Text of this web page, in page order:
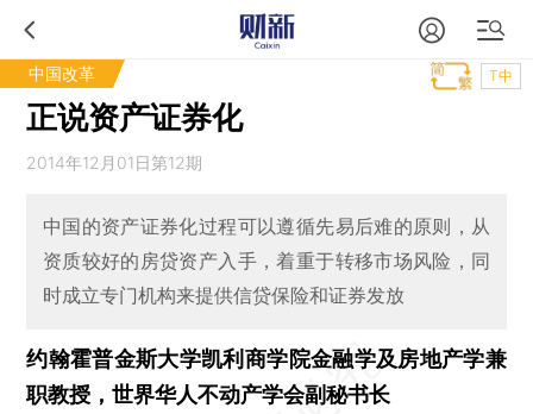
中国改革 T中
正说资产证券化
2014年12月01日第12期
中国的资产证券化过程可以遵循先易后难的原则，从
资质较好的房贷资产入手，着重于转移市场风险，同
时成立专门机构来提供信贷保险和证券发放
约翰霍普金斯大学凯利商学院金融学及房地产学兼
职教授，世界华人不动产学会副秘书长